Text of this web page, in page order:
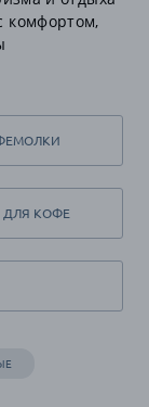
комфортом,
ДЛЯ КОФЕ